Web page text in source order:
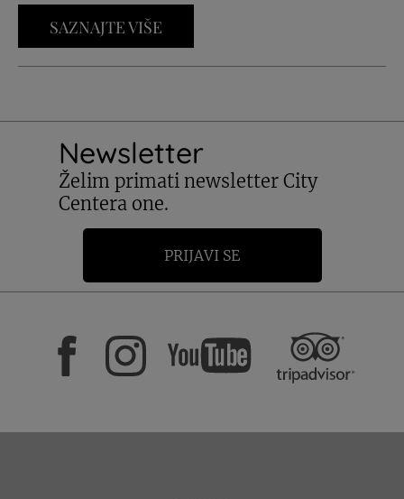
SAZNAJTE VIŠE
Newsletter
Želim primati newsletter City
Centera one.
PRIJAVI SE